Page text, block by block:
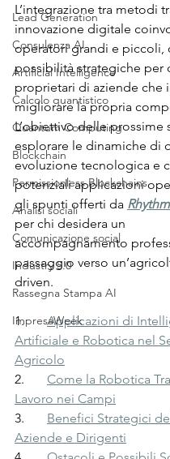
Lead Generation
Consulenza AI
Artificial Intelligence
Calcolo quantistico
Quantum Computing
Blockchain
Permissionless Blockchains
Analisi sociali
Comunicazione social
Industry 5.0
Rassegna Stampa AI
ImpresaWeek
L’integrazione tra metodi
innovazione digitale
operatori grandi e piccoli,
possibilità strategiche per
proprietari di aziende che
migliorare la propria
L’obiettivo delle prossime
esplorare le dinamiche di
evoluzione tecnologica e
potenziali applicazioni
gli spunti offerti da
per chi desidera un
accompagnamento
passaggio verso
driven.
1. Applicazioni di
Artificiale e Robotica nel
Agricolo
2. Come la Robotica
Lavoro nei Campi
3. Benefici Strategici
Aziende e Dirigenti